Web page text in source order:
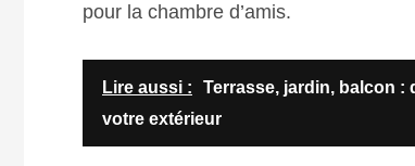
pour la chambre d’amis.
Lire aussi :
Terrasse, jardin, balcon :
votre extérieur